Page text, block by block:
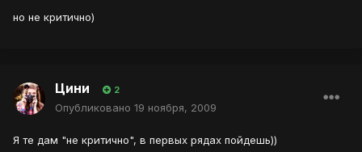
но не критично)
Цини 2
Опубликовано 19 ноября, 2009
Я те дам "не критично", в первых рядах пойдешь))